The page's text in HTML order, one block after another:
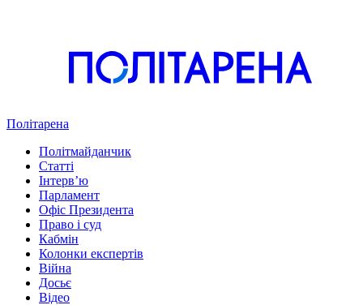
Політарена
Політмайданчик
Статті
Інтервʼю
Парламент
Офіс Президента
Право і суд
Кабмін
Колонки експертів
Війна
Досьє
Відео